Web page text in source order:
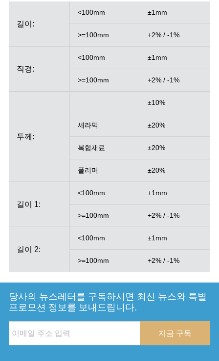
길이:
<100mm ±1mm
>=100mm +2% / -1%
직경:
<100mm ±1mm
>=100mm +2% / -1%
두께:
±10%
세라믹 ±20%
복합재료 ±20%
폴리머 ±20%
길이 1:
<100mm ±1mm
>=100mm +2% / -1%
길이 2:
<100mm ±1mm
>=100mm +2% / -1%
당사의 뉴스레터를 구독하시면 최신 뉴스와 특별
프로모션 정보를 보내드립니다.
지금 구독